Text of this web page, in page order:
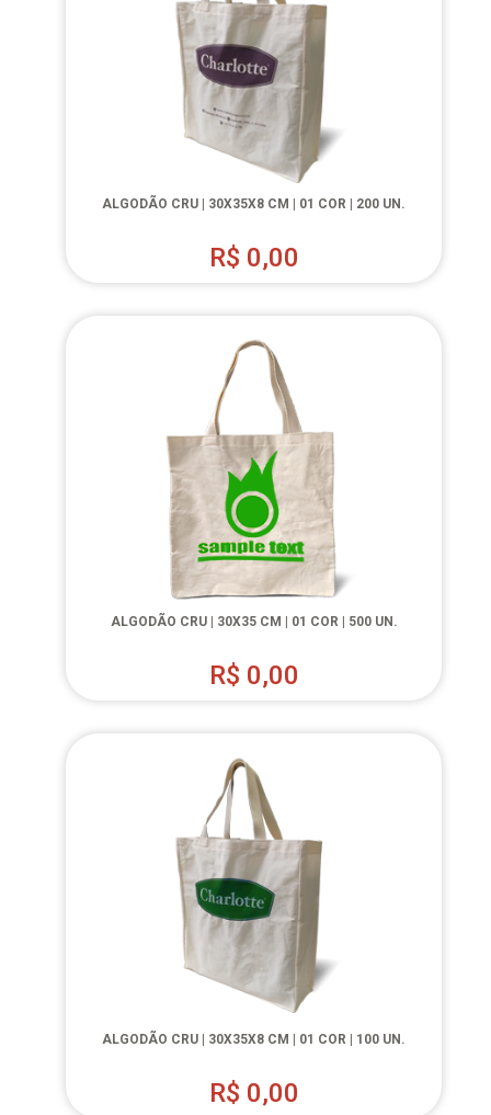
ALGODÃO CRU | 30X35X8 CM | 01 COR | 200 UN.
R$ 0,00
ALGODÃO CRU | 30X35 CM | 01 COR | 500 UN.
R$ 0,00
ALGODÃO CRU | 30X35X8 CM | 01 COR | 100 UN.
R$ 0,00